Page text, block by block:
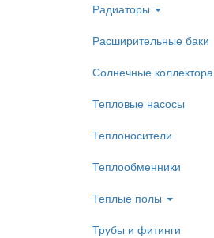
Радиаторы
Расширительные баки
Солнечные коллектора
Тепловые насосы
Теплоносители
Теплообменники
Теплые полы
Трубы и фитинги